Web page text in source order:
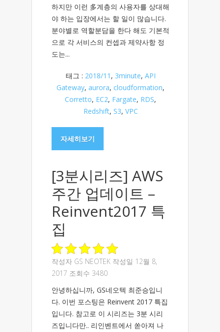
하지만 이런 多계층의 사용자를 상대해
야 하는 입장에서는 할 일이 많습니다.
분야별로 역할분담을 한다 해도 기본적
으로 각 서비스의 컨셉과 제약사항 정
도는...
태그 : 2018/11 , 3minute, API
Gateway, aurora, cloudformation,
Corretto, EC2, Fargate, RDS,
Redshift, S3, VPC
자세히보기
[3분시리즈] AWS
주간 업데이트 –
Reinvent2017 특
집
작성자 GS NEOTEK 작성일 12월 8,
2017 조회수 3480
안녕하십니까, GS네오텍 최준승입니
다. 이번 포스팅은 Reinvent 2017 특집
입니다. 참고로 이 시리즈는 3분 시리
즈입니다만.. 리인벤트에서 쏟아져 나